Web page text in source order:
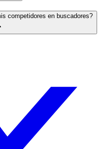
competidores en buscadores?